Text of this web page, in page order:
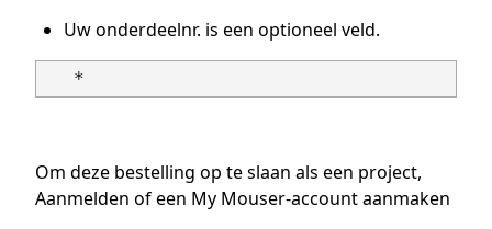
Uw onderdeelnr. is een optioneel veld.
Om deze bestelling op te slaan als een project,
Aanmelden of een My Mouser-account aanmaken